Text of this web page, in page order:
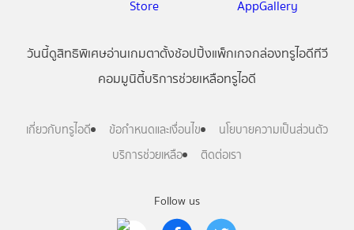
Follow us
วันนี้ดูสิทธิพิเศษอ่านเกมตาตั้งช้อปปิ้งแพ็กเกจกล่องทรูไอดีทีวี
คอมมูนิตี้บริการช่วยเหลือทรูไอดี
เกี่ยวกับทรูไอดี ข้อกำหนดและเงื่อนไข
นโยบายความเป็นส่วนตัว
บริการช่วยเหลือ
ติดต่อเรา